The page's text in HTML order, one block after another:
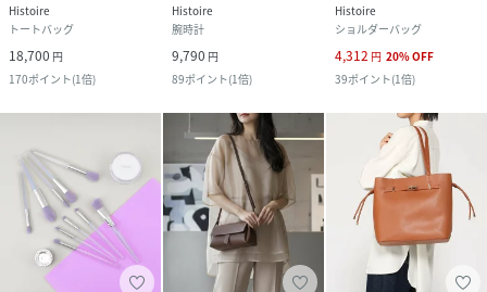
Histoire
トートバッグ
18,700 円
170ポイント(1倍)
Histoire
腕時計
9,790 円
89ポイント(1倍)
Histoire
ショルダーバッグ
4,312 円 20%OFF
39ポイント(1倍)